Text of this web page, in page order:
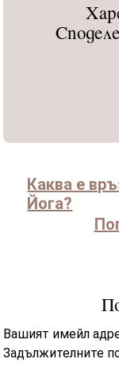
Каква е
Йога?
Вашият имейл
Задължителните